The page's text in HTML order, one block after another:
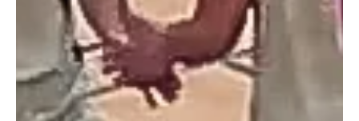
זמן קריאה 3 דקות
גברים - ליגה ארצית